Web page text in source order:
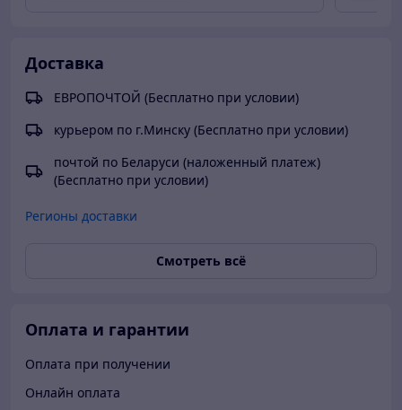
Доставка
ЕВРОПОЧТОЙ (Бесплатно при условии)
курьером по г.Минску (Бесплатно при условии)
почтой по Беларуси (наложенный платеж)
(Бесплатно при условии)
Регионы доставки
Смотреть всё
Оплата и гарантии
Оплата при получении
Онлайн оплата